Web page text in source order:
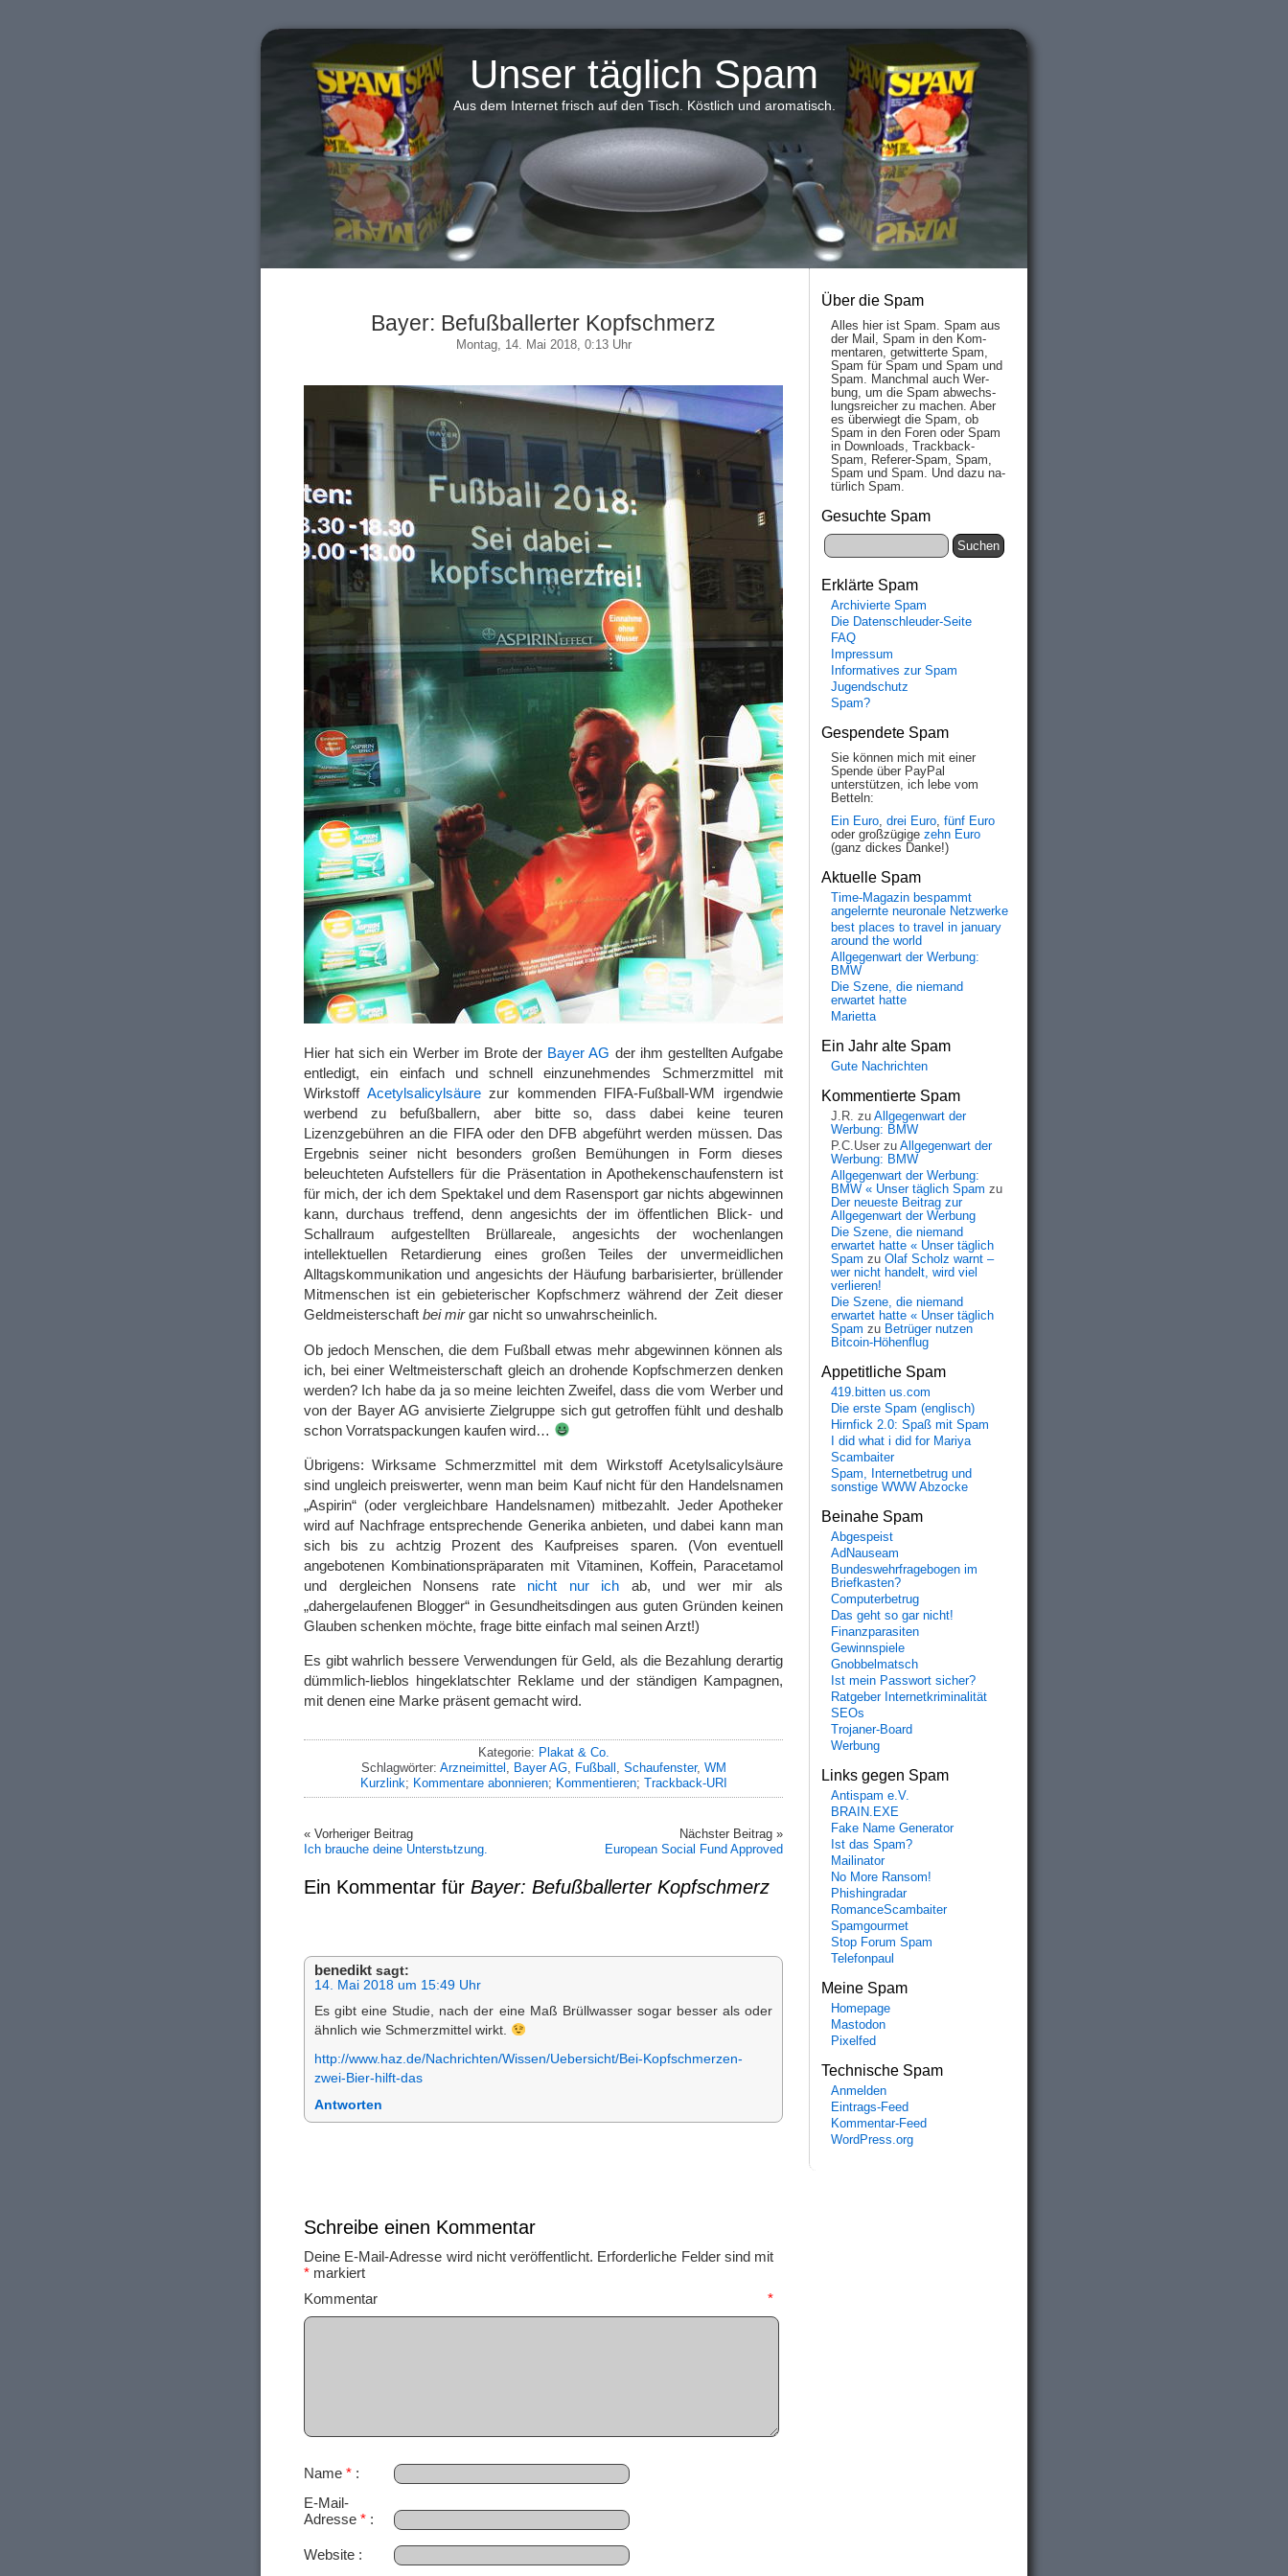
Unser täglich Spam
Aus dem Internet frisch auf den Tisch. Köstlich und aromatisch.
Bayer: Befußballerter Kopfschmerz
Montag, 14. Mai 2018, 0:13 Uhr
Hier hat sich ein Werber im Brote der Bayer AG der ihm gestellten Aufgabe
entledigt, ein einfach und schnell einzunehmendes Schmerzmittel mit
Wirkstoff Acetylsalicylsäurezur kommenden FIFA-Fußball-WM irgendwie
werbend zu befußballern, aber bitte so, dass dabei keine teuren
Lizenzgebühren an die FIFA oder den DFB abgeführt werden müssen. Das
Ergebnis seiner nicht besonders großen Bemühungen in Form dieses
beleuchteten Aufstellers für die Präsentation in Apothekenschaufenstern ist
für mich, der ich dem Spektakel und dem Rasensport gar nichts abgewinnen
kann, durchaus treffend, denn angesichts der im öffentlichen Blick- und
Schallraum aufgestellten Brüllareale, angesichts der wochenlangen
intellektuellen Retardierung eines großen Teiles der unvermeidlichen
Alltagskommunikation und angesichts der Häufung barbarisierter, brüllender
Mitmenschen ist ein gebieterischer Kopfschmerz während der Zeit dieser
Geldmeisterschaft bei mirgar nicht so unwahrscheinlich.
Ob jedoch Menschen, die dem Fußball etwas mehr abgewinnen können als
ich, bei einer Weltmeisterschaft gleich an drohende Kopfschmerzen denken
werden? Ich habe da ja so meine leichten Zweifel, dass die vom Werber und
von der Bayer AG anvisierte Zielgruppe sich gut getroffen fühlt und deshalb
schon Vorratspackungen kaufen wird…
Übrigens: Wirksame Schmerzmittel mit dem Wirkstoff Acetylsalicylsäure
sind ungleich preiswerter, wenn man beim Kauf nicht für den Handelsnamen
„Aspirin“ (oder vergleichbare Handelsnamen) mitbezahlt. Jeder Apotheker
wird auf Nachfrage entsprechende Generika anbieten, und dabei kann man
sich bis zu achtzig Prozent des Kaufpreises sparen. (Von eventuell
angebotenen Kombinationspräparaten mit Vitaminen, Koffein, Paracetamol
und dergleichen Nonsens rate nicht nur ich ab, und wer mir als
„dahergelaufenen Blogger“ in Gesundheitsdingen aus guten Gründen keinen
Glauben schenken möchte, frage bitte einfach mal seinen Arzt!)
Es gibt wahrlich bessere Verwendungen für Geld, als die Bezahlung derartig
dümmlich-lieblos hingeklatschter Reklame und der ständigen Kampagnen,
mit denen eine Marke präsent gemacht wird.
Kategorie: Plakat & Co.
Schlagwörter: Arzneimittel Bayer AG, Fußball Schaufenster, WM
Kurzlink; Kommentare abonnieren; Kommentieren; Trackback-URI
« Vorheriger Beitrag
Ich brauche deine Unterstьtzung.
Nächster Beitrag »
European Social Fund Approved
Ein Kommentar für Bayer: Befußballerter Kopfschmerz
benedikt sagt:
14. Mai 2018 um 15:49 Uhr
Es gibt eine Studie, nach der eine Maß Brüllwasser sogar besser als oder
ähnlich wie Schmerzmittel wirkt.
http://www.haz.de/Nachrichten/Wissen/Uebersicht/Bei-Kopfschmerzen-
zwei-Bier-hilft-das
Antworten
Schreibe einen Kommentar
Deine E-Mail-Adresse wird nicht veröffentlicht. Erforderliche Felder sind mit
* markiert
Kommentar *
Name *
E-Mail-
Adresse *
Website
Über die Spam
Alles hier ist Spam. Spam aus
der Mail, Spam in den Kom­
men­taren, ge­twit­ter­te Spam,
Spam für Spam und Spam und
Spam. Manch­mal auch Wer­
bung, um die Spam ab­wechs­
lungs­reich­er zu mach­en. Aber
es über­wiegt die Spam, ob
Spam in den Fo­ren oder Spam
in Down­loads, Track­back-
Spam, Re­fe­rer-Spam, Spam,
Spam und Spam. Und da­zu na­
tür­lich Spam.
Gesuchte Spam
Erklärte Spam
Archivierte Spam
Die Datenschleuder-Seite
FAQ
Impressum
Informatives zur Spam
Jugendschutz
Spam?
Gespendete Spam
Sie können mich mit einer
Spende über PayPal
unterstützen, ich lebe vom
Betteln:
Ein Euro, drei Euro, fünf Euro
oder großzügige zehn Euro
(ganz dickes Danke!)
Aktuelle Spam
Time-Magazin bespammt
angelernte neuronale Netzwerke
best places to travel in january
around the world
Allgegenwart der Werbung:
BMW
Die Szene, die niemand
erwartet hatte
Marietta
Ein Jahr alte Spam
Gute Nachrichten
Kommentierte Spam
J.R. zu Allgegenwart der
Werbung: BMW
P.C.User zu Allgegenwart der
Werbung: BMW
Allgegenwart der Werbung:
BMW « Unser täglich Spam zu
Der neueste Beitrag zur
Allgegenwart der Werbung
Die Szene, die niemand
erwartet hatte « Unser täglich
Spam zu Olaf Scholz warnt –
wer nicht handelt, wird viel
verlieren!
Die Szene, die niemand
erwartet hatte « Unser täglich
Spam zu Betrüger nutzen
Bitcoin-Höhenflug
Appetitliche Spam
419.bitten us.com
Die erste Spam (englisch)
Hirnfick 2.0: Spaß mit Spam
I did what i did for Mariya
Scambaiter
Spam, Internetbetrug und
sonstige WWW Abzocke
Beinahe Spam
Abgespeist
AdNauseam
Bundeswehrfragebogen im
Briefkasten?
Computerbetrug
Das geht so gar nicht!
Finanzparasiten
Gewinnspiele
Gnobbelmatsch
Ist mein Passwort sicher?
Ratgeber Internetkriminalität
SEOs
Trojaner-Board
Werbung
Links gegen Spam
Antispam e.V.
BRAIN.EXE
Fake Name Generator
Ist das Spam?
Mailinator
No More Ransom!
Phishingradar
RomanceScambaiter
Spamgourmet
Stop Forum Spam
Telefonpaul
Meine Spam
Homepage
Mastodon
Pixelfed
Technische Spam
Anmelden
Eintrags-Feed
Kommentar-Feed
WordPress.org